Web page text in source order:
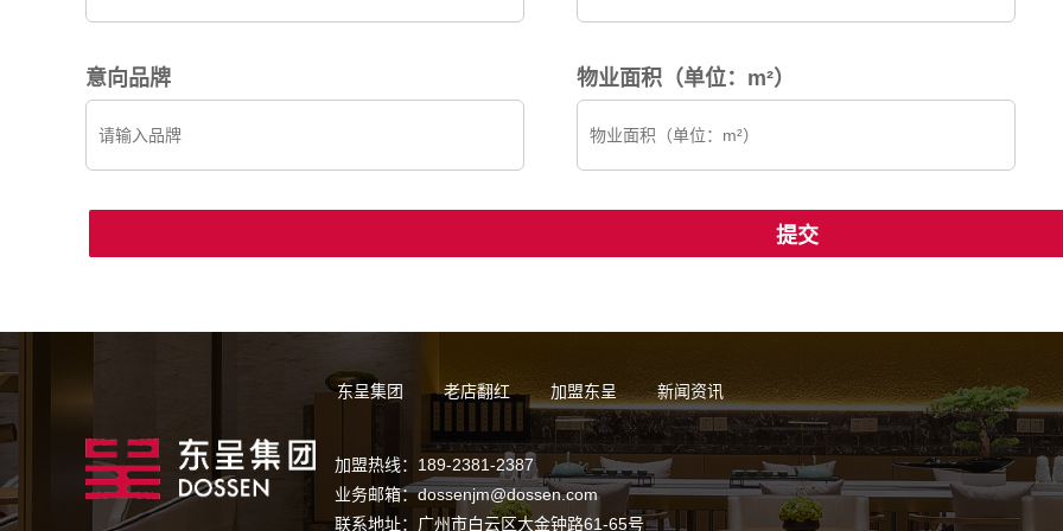
意向品牌 物业面积（单位：m²）
东呈集团 老店翻红 加盟东呈 新闻资讯
加盟热线：189-2381-2387
业务邮箱：dossenjm@dossen.com
联系地址：广州市白云区大金钟路61-65号